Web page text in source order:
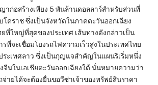
ก่อสร้างเพียง 5 พันล้านดอลลาร์สำหรับส่วนที่
โคราช ซึ่งเป็นจังหวัดในภาคตะวันออกเฉียง
ยที่ใหญ่ที่สุดของประเทศ เส้นทางดังกล่าวเป็น
ที่จะเชื่อมโยงรถไฟความเร็วสูงในประเทศไทย
ระเทศลาว ซึ่งเป็นกุญแจสำคัญในแผนริเริ่มหนึ่ง
จีนในเอเชียตะวันออกเฉียงใต้ นั่นหมายความว่า
จ่ายได้จะต้องยื่นขอวีซ่าเจ้าของทรัพย์สินราคา